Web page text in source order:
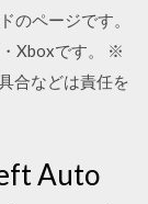
のページです。
Xboxです。 ※
合などは責任を
Auto